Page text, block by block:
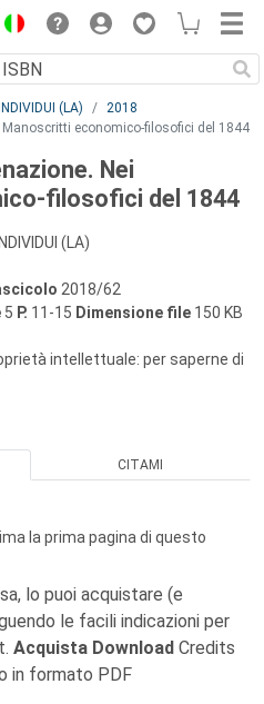
(LA)
2018
Manoscritti economico-filosofici del 1844
Nei
filosofici del 1844
(LA)
2018/62
5 P. 11-15 Dimensione file 150 KB
intellettuale: per saperne di
CITAMI
la prima pagina di questo
lo puoi acquistare (e
le facili indicazioni per
Acquista Download Credits
in formato PDF